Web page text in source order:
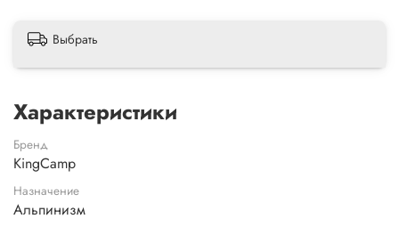
Выбрать
Характеристики
Бренд
KingCamp
Назначение
Альпинизм